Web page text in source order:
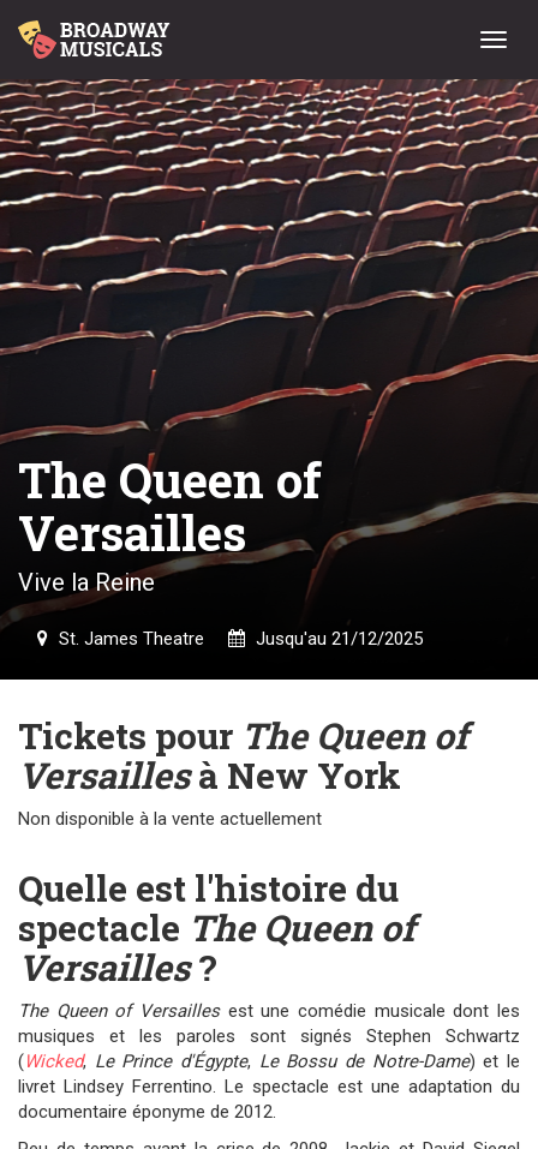
Menu
The Queen of
Versailles
Vive la Reine
St. James Theatre Jusqu'au 21/12/2025
Tickets pour The Queen of
Versaillesà New York
Non disponible à la vente actuellement
Quelle est l'histoire du
spectacle The Queen of
Versailles?
The Queen of Versaillesest une comédie musicale dont les
musiques et les paroles sont signés Stephen Schwartz
(Wicked, Le Prince d'Égypte, Le Bossu de Notre-Dame) et le
livret Lindsey Ferrentino. Le spectacle est une adaptation du
documentaire éponyme de 2012.